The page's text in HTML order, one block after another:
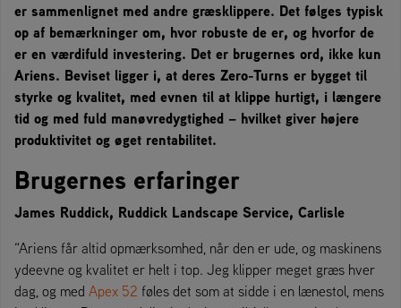
er sammenlignet med andre græsklippere. Det følges typisk
op af bemærkninger om, hvor robuste de er, og hvorfor de
er en værdifuld investering. Det er brugernes ord, ikke kun
Ariens. Beviset ligger i, at deres Zero-Turns er bygget til
styrke og kvalitet, med evnen til at klippe hurtigt, i længere
tid og med fuld manøvredygtighed – hvilket giver højere
produktivitet og øget rentabilitet.
Brugernes erfaringer
James Ruddick, Ruddick Landscape Service, Carlisle
“Ariens får altid opmærksomhed, når den er ude, og maskinens
ydeevne og kvalitet er helt i top. Jeg klipper meget græs hver
dag, og med Apex 52 føles det som at sidde i en lænestol, mens